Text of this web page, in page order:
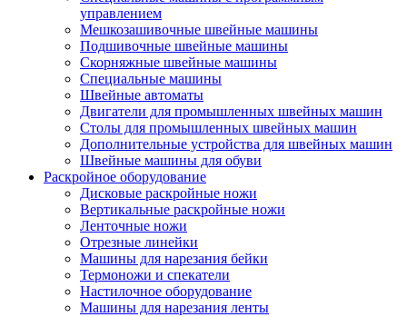
управлением
Мешкозашивочные швейные машины
Подшивочные швейные машины
Скорняжные швейные машины
Специальные машины
Швейные автоматы
Двигатели для промышленных швейных машин
Столы для промышленных швейных машин
Дополнительные устройства для швейных машин
Швейные машины для обуви
Раскройное оборудование
Дисковые раскройные ножи
Вертикальные раскройные ножи
Ленточные ножи
Отрезные линейки
Машины для нарезания бейки
Термоножи и спекатели
Настилочное оборудование
Машины для нарезания ленты